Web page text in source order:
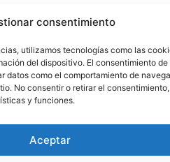
consentimiento
utilizamos tecnologías como las
del dispositivo. El consentimiento de
datos como el comportamiento de
No consentir o retirar el
y funciones.
Aceptar